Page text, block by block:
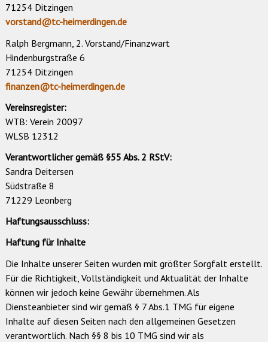
71254 Ditzingen
vorstand@tc-heimerdingen.de
Ralph Bergmann, 2. Vorstand/Finanzwart
Hindenburgstraße 6
71254 Ditzingen
finanzen@tc-heimerdingen.de
Vereinsregister:
WTB: Verein 20097
WLSB 12312
Verantwortlicher gemäß §55 Abs. 2 RStV:
Sandra Deitersen
Südstraße 8
71229 Leonberg
Haftungsausschluss:
Haftung für Inhalte
Die Inhalte unserer Seiten wurden mit größter Sorgfalt erstellt.
Für die Richtigkeit, Vollständigkeit und Aktualität der Inhalte
können wir jedoch keine Gewähr übernehmen. Als
Diensteanbieter sind wir gemäß § 7 Abs.1 TMG für eigene
Inhalte auf diesen Seiten nach den allgemeinen Gesetzen
verantwortlich. Nach §§ 8 bis 10 TMG sind wir als